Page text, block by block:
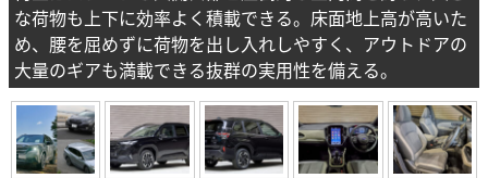
な荷物も上下に効率よく積載できる。床面地上高が高いた
め、腰を屈めずに荷物を出し入れしやすく、アウトドアの
大量のギアも満載できる抜群の実用性を備える。